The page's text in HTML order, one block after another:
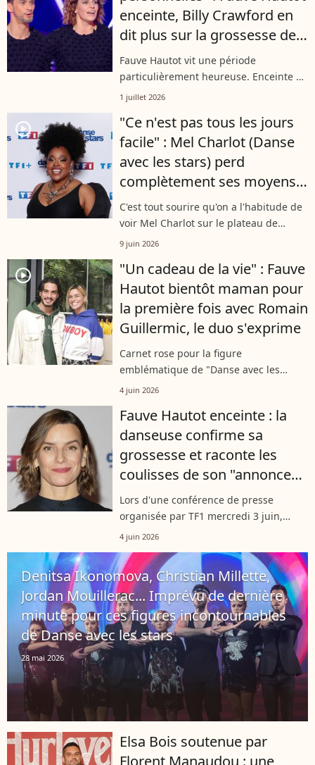
enceinte, Billy Crawford en
dit plus sur la grossesse de
la danseuse
Fauve Hautot vit une période
particulièrement heureuse. Enceinte de
son premier enfant, la chorégraphe de
discrète sur cette grossesse tant
attendue....
1 juillet 2026
player2
"Ce n'est pas tous les jours
facile" : Mel Charlot (Danse
avec les stars) perd
complètement ses moyens
et s'explique
C'est tout sourire qu'on a l'habitude de
voir Mel Charlot sur le plateau de
Danse avec les stars sur TF1. Mais sur
toute autre facette d'elle que...
9 juin 2026
player2
"Un cadeau de la vie" : Fauve
Hautot bientôt maman pour
la première fois avec Romain
Guillermic, le duo s'exprime
Carnet rose pour la figure
emblématique de "Danse avec les
stars" Fauve Hautot. Invitée sur le
aux côtés de son compagnon Romain
Guillermic, elle...
4 juin 2026
Fauve Hautot enceinte : la
danseuse confirme sa
grossesse et raconte les
coulisses de son "annonce
sans annonce"
Lors d'une conférence de presse
organisée par TF1 mercredi 3 juin,
Fauve Hautot a officiellement confirmé
"Danse avec les stars" était
récemment...
4 juin 2026
Denitsa Ikonomova, Christian Millette,
Jordan Mouillerac... Imprévu de dernière
minute pour ces figures incontournables
de Danse avec les stars
28 mai 2026
Elsa Bois soutenue par